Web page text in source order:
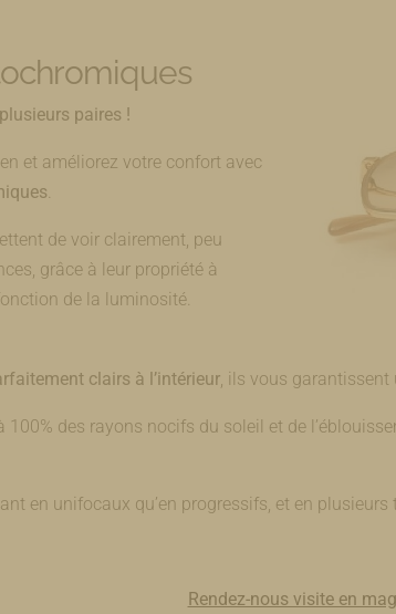
paires !
et améliorez votre confort avec
de voir clairement, peu
grâce à leur propriété à
de la luminosité.
clairs à l’intérieur , ils vous
100% des rayons nocifs du soleil et de
en unifocaux qu’en progressifs, et en plusieurs
Rendez-nous visite en